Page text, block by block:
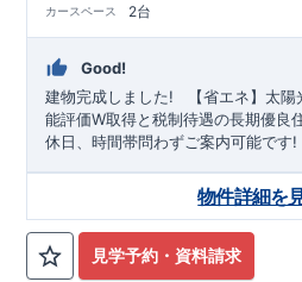
カースペース 2台
Good!
建物完成しました!
【省エネ】太
能評価W取得と税制待遇の長期優良
休日、時間帯問わずご案内可能です!
駅徒歩27分 自転車11分（2.50㎞）
大相模中学校徒歩10分!
敷地は、33坪!駐車スペースは『
病院、公園など徒歩12分以内
ものの収納に便利な『ウォークイン
見学予約・資料請求
物件詳細を